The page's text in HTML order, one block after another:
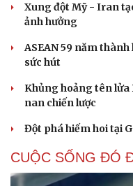
Xung đột Mỹ - Iran
ảnh hưởng
ASEAN 59 năm
sức hút
Khủng hoảng tên lửa
nan chiến lược
Đột phá hiếm hoi tại
CUỘC SỐNG ĐÓ